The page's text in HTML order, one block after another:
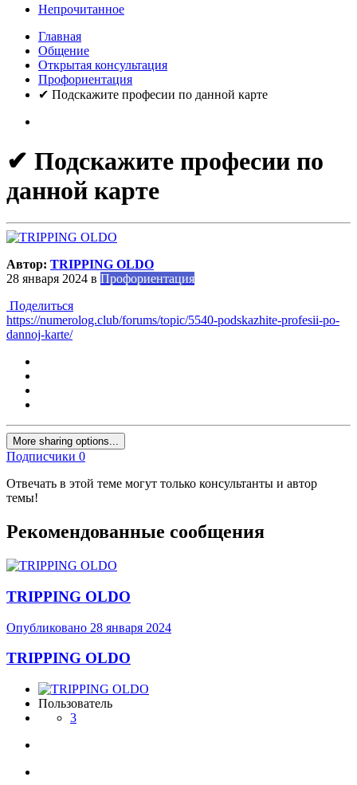
Непрочитанное
Главная
Общение
Открытая консультация
Профориентация
✔ Подскажите професии по данной карте
✔ Подскажите професии по
данной карте
Автор: TRIPPING OLDO
28 января 2024 в Профориентация
Поделиться
https://numerolog.club/forums/topic/5540-podskazhite-profesii-po-
dannoj-karte/
More sharing options...
Подписчики 0
Отвечать в этой теме могут только консультанты и автор
темы!
Рекомендованные сообщения
TRIPPING OLDO
Опубликовано 28 января 2024
TRIPPING OLDO
Пользователь
3